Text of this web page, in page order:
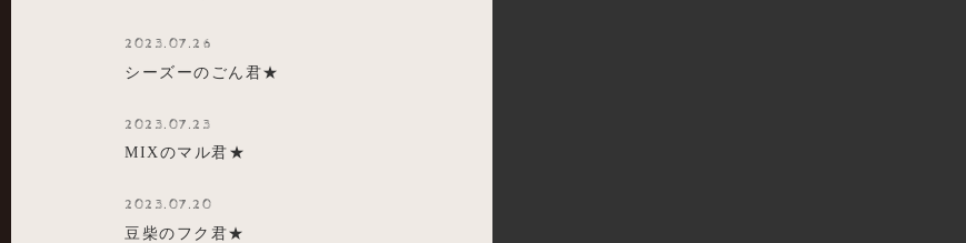
2023.07.26
シーズーのごん君★
2023.07.23
MIXのマル君★
2023.07.20
豆柴のフク君★